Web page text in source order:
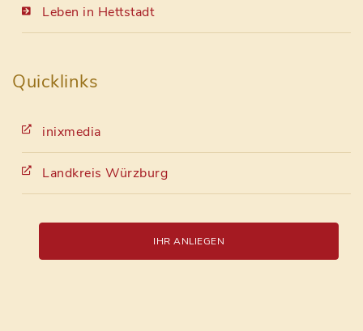
Leben in Hettstadt
Quicklinks
inixmedia
Landkreis Würzburg
IHR ANLIEGEN